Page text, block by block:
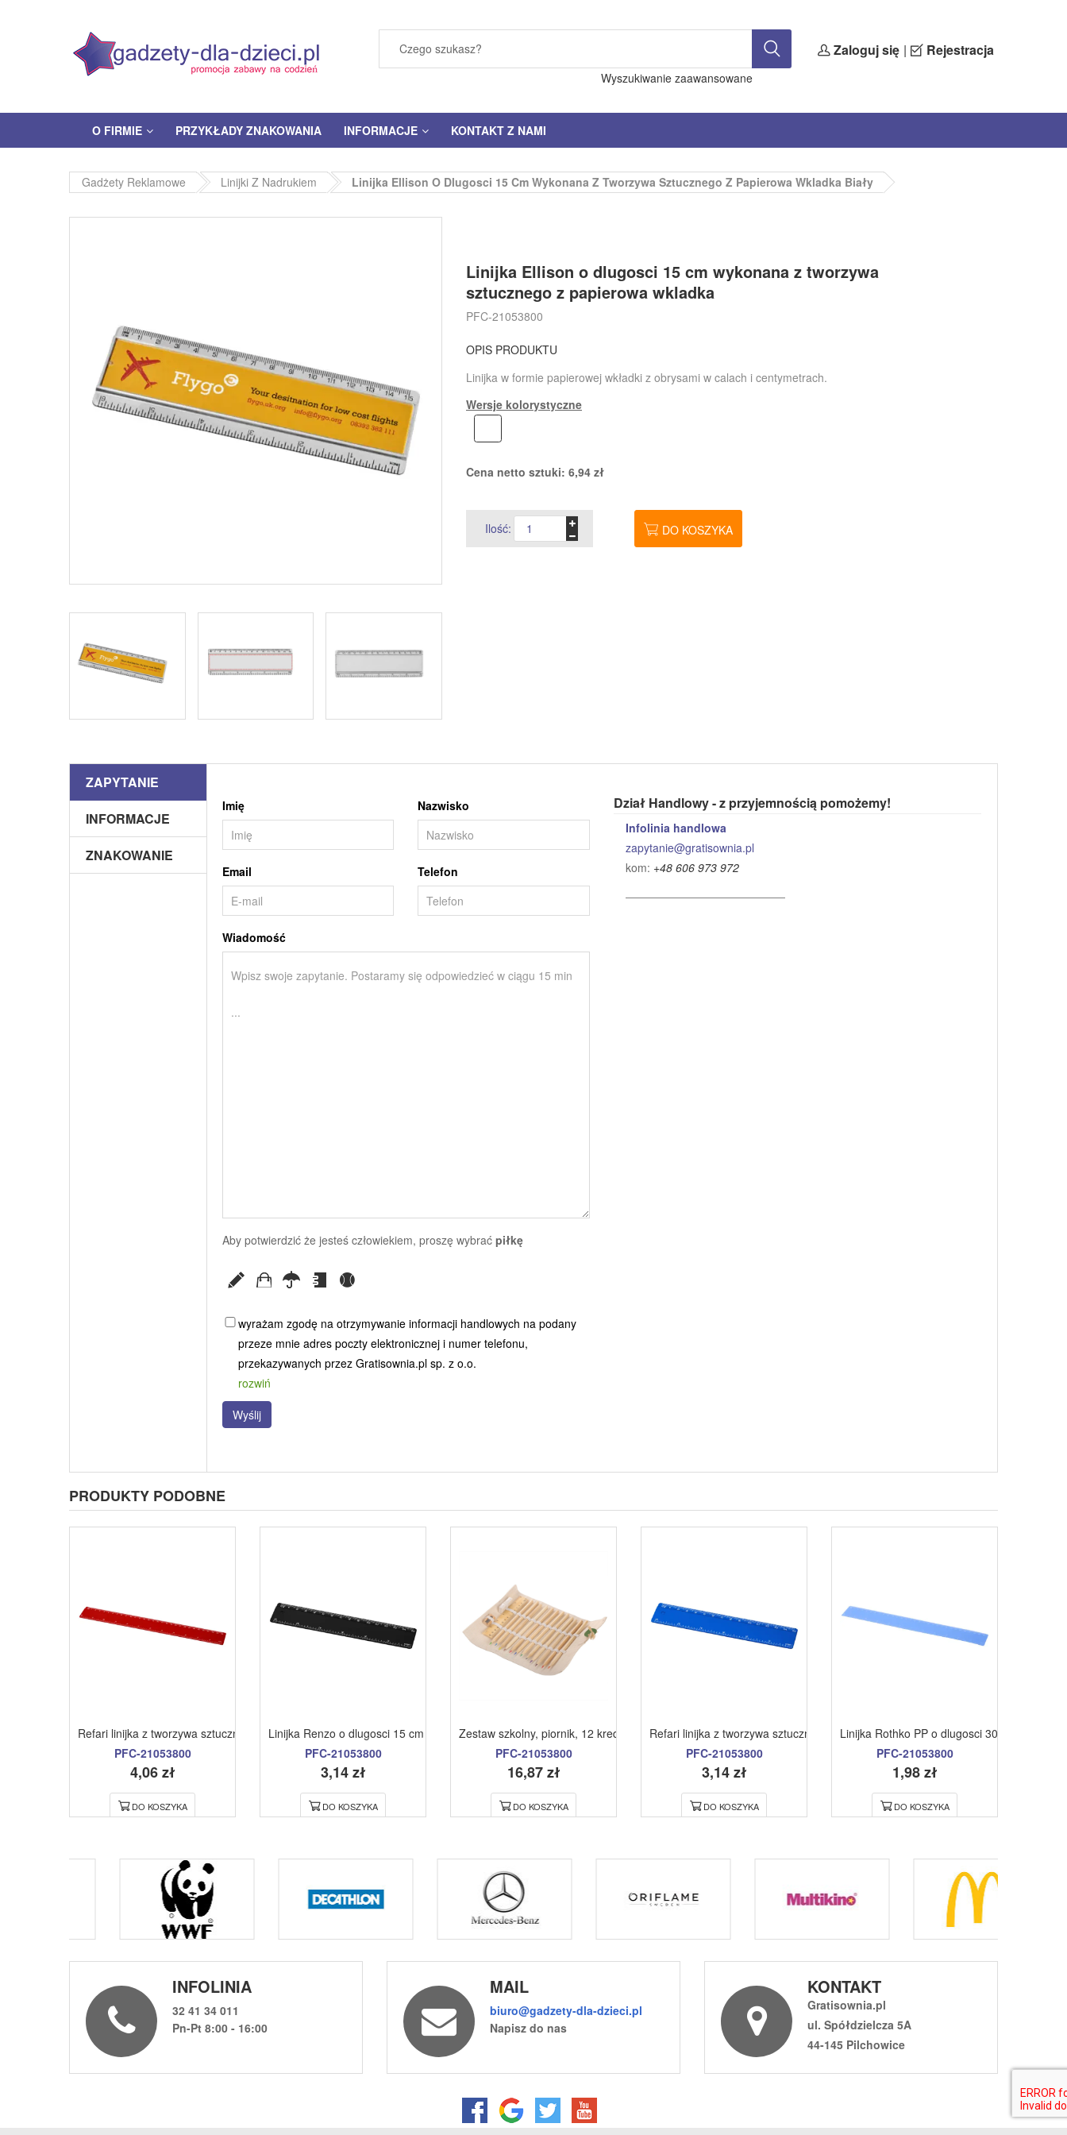
Wyszukiwanie zaawansowane
Zaloguj się | Rejestracja
O FIRMIE PRZYKŁADY ZNAKOWANIA INFORMACJE KONTAKT Z NAMI
Gadżety Reklamowe Linijki Z Nadrukiem Linijka Ellison O Dlugosci 15 Cm Wykonana Z Tworzywa Sztucznego Z Papierowa Wkladka Biały
Linijka Ellison o dlugosci 15 cm wykonana z tworzywa
sztucznego z papierowa wkladka
PFC-21053800
OPIS PRODUKTU
Linijka w formie papierowej wkładki z obrysami w calach i centymetrach.
Wersje kolorystyczne
Cena netto sztuki: 6,94 zł
Ilość: DO KOSZYKA
ZAPYTANIE
INFORMACJE
ZNAKOWANIE
Imię Nazwisko
Email Telefon
Wiadomość
Aby potwierdzić że jesteś człowiekiem, proszę wybrać piłkę
wyrażam zgodę na otrzymywanie informacji handlowych na podany
przeze mnie adres poczty elektronicznej i numer telefonu,
przekazywanych przez Gratisownia.pl sp. z o.o.
rozwiń
Wyślij
Dział Handlowy - z przyjemnością pomożemy!
Infolinia handlowa
zapytanie@gratisownia.pl
kom: +48 606 973 972
PRODUKTY PODOBNE
Refari linijka z tworzywa sztucznego pochodzacego z recyklingu o dlugosci 30 cm czerwony
PFC-21053800
4,06 zł
DO KOSZYKA
Linijka Renzo o dlugosci 15 cm wykonana z tworzywa sztucznego czarny
PFC-21053800
3,14 zł
DO KOSZYKA
Zestaw szkolny, piornik, 12 kredek, linijka, gumka i temperowka | Kaleb beżowy
PFC-21053800
16,87 zł
DO KOSZYKA
Refari linijka z tworzywa sztucznego pochodzacego z recyklingu o dlugosci 15 cm
PFC-21053800
3,14 zł
DO KOSZYKA
Linijka Rothko PP o dlugosci 30 cm niebieski
PFC-21053800
1,98 zł
DO KOSZYKA
INFOLINIA
32 41 34 011
Pn-Pt 8:00 - 16:00
MAIL
biuro@gadzety-dla-dzieci.pl
Napisz do nas
KONTAKT
Gratisownia.pl
ul. Spółdzielcza 5A
44-145 Pilchowice